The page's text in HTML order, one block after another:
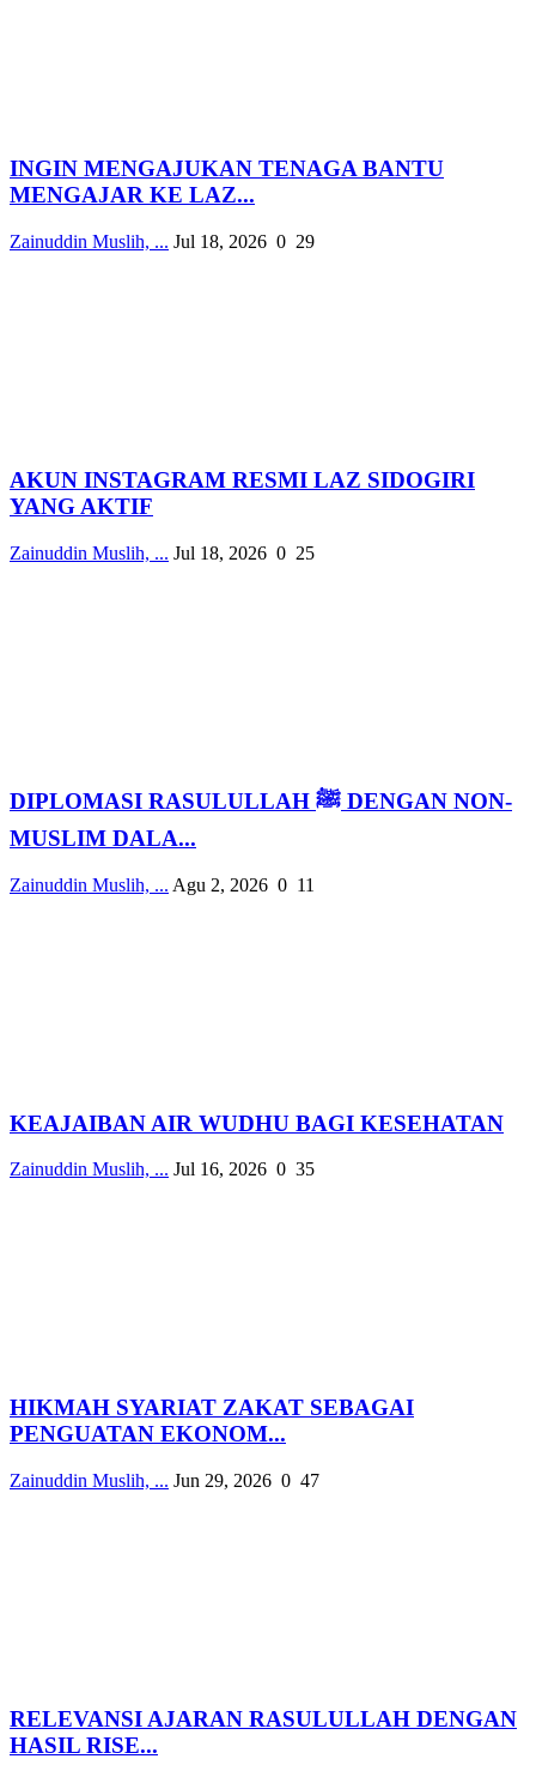
INGIN MENGAJUKAN TENAGA BANTU
MENGAJAR KE LAZ...
Zainuddin Muslih, ... Jul 18, 2026 0 29
AKUN INSTAGRAM RESMI LAZ SIDOGIRI
YANG AKTIF
Zainuddin Muslih, ... Jul 18, 2026 0 25
DIPLOMASI RASULULLAH ﷺ DENGAN NON-
MUSLIM DALA...
Zainuddin Muslih, ... Agu 2, 2026 0 11
KEAJAIBAN AIR WUDHU BAGI KESEHATAN
Zainuddin Muslih, ... Jul 16, 2026 0 35
HIKMAH SYARIAT ZAKAT SEBAGAI
PENGUATAN EKONOM...
Zainuddin Muslih, ... Jun 29, 2026 0 47
RELEVANSI AJARAN RASULULLAH DENGAN
HASIL RISE...